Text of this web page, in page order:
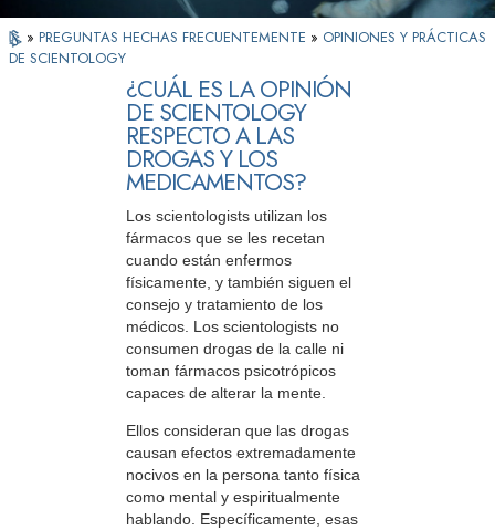
» PREGUNTAS HECHAS FRECUENTEMENTE » OPINIONES Y PRÁCTICAS
DE SCIENTOLOGY
¿CUÁL ES LA OPINIÓN
DE SCIENTOLOGY
RESPECTO A LAS
DROGAS Y LOS
MEDICAMENTOS?
Los scientologists utilizan los
fármacos que se les recetan
cuando están enfermos
físicamente, y también siguen el
consejo y tratamiento de los
médicos. Los scientologists no
consumen drogas de la calle ni
toman fármacos psicotrópicos
capaces de alterar la mente.
Ellos consideran que las drogas
causan efectos extremadamente
nocivos en la persona tanto física
como mental y espiritualmente
hablando. Específicamente, esas